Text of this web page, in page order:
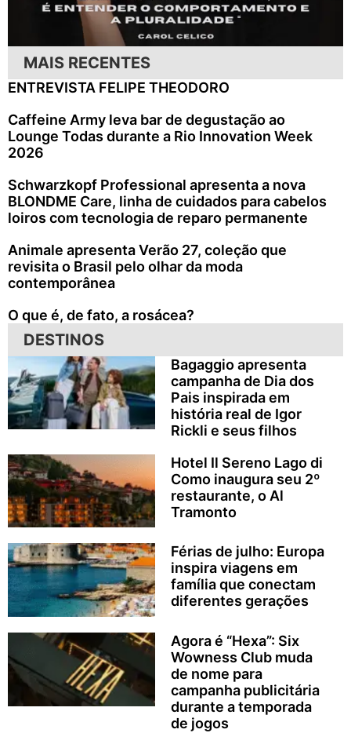
MAIS RECENTES
ENTREVISTA FELIPE THEODORO
Caffeine Army leva bar de degustação ao
Lounge Todas durante a Rio Innovation Week
2026
Schwarzkopf Professional apresenta a nova
BLONDME Care, linha de cuidados para cabelos
loiros com tecnologia de reparo permanente
Animale apresenta Verão 27, coleção que
revisita o Brasil pelo olhar da moda
contemporânea
O que é, de fato, a rosácea?
DESTINOS
Bagaggio apresenta
campanha de Dia dos
Pais inspirada em
história real de Igor
Rickli e seus filhos
Hotel Il Sereno Lago di
Como inaugura seu 2º
restaurante, o Al
Tramonto
Férias de julho: Europa
inspira viagens em
família que conectam
diferentes gerações
Agora é “Hexa”: Six
Wowness Club muda
de nome para
campanha publicitária
durante a temporada
de jogos